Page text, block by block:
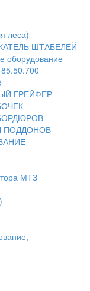
леса)
ШТАБЕЛЕЙ
оборудование
ГРЕЙФЕР
ПОДДОНОВ
МТЗ